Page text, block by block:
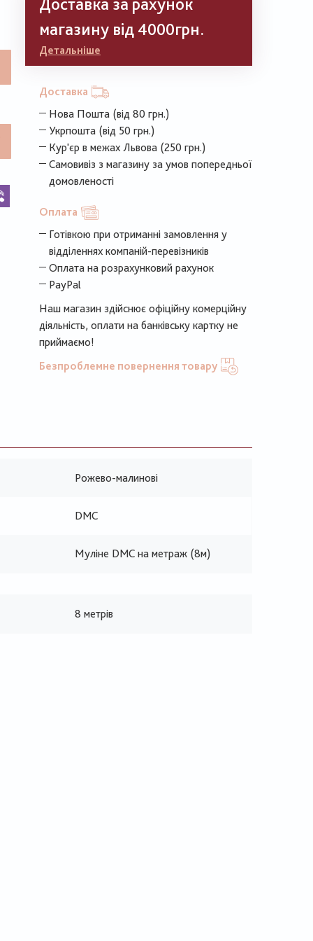
магазину від 4000грн.
Детальніше
Доставка
Нова Пошта (від 80 грн.)
Укрпошта (від 50 грн.)
Кур'єр в межах Львова (250 грн.)
Самовивіз з магазину за умов попередньої
домовленості
Оплата
Готівкою при отриманні замовлення у
відділеннях компаній-перевізників
Оплата на розрахунковий рахунок
PayPal
Наш магазин здійснює офіційну комерційну
діяльність, оплати на банківську картку не
приймаємо!
Безпроблемне повернення товару
Рожево-малинові
DMC
Муліне DMC на метраж (8м)
8 метрів